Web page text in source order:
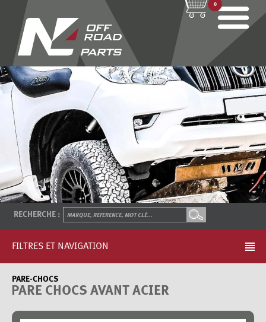
0
RECHERCHE :
FILTRES ET NAVIGATION
PARE-CHOCS
PARE CHOCS AVANT ACIER